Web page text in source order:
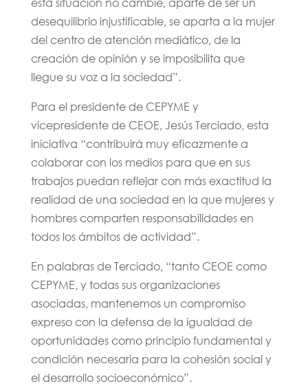
desequilibrio injustificable, se aparta a la mujer
del centro de atención mediático, de la
creación de opinión y se imposibilita que
llegue su voz a la sociedad”.
Para el presidente de CEPYME y
vicepresidente de CEOE, Jesús Terciado, esta
iniciativa “contribuirá muy eficazmente a
colaborar con los medios para que en sus
trabajos puedan reflejar con más exactitud la
realidad de una sociedad en la que mujeres y
hombres comparten responsabilidades en
todos los ámbitos de actividad”.
En palabras de Terciado, “tanto CEOE como
CEPYME, y todas sus organizaciones
asociadas, mantenemos un compromiso
expreso con la defensa de la igualdad de
oportunidades como principio fundamental y
condición necesaria para la cohesión social y
el desarrollo socioeconómico”.